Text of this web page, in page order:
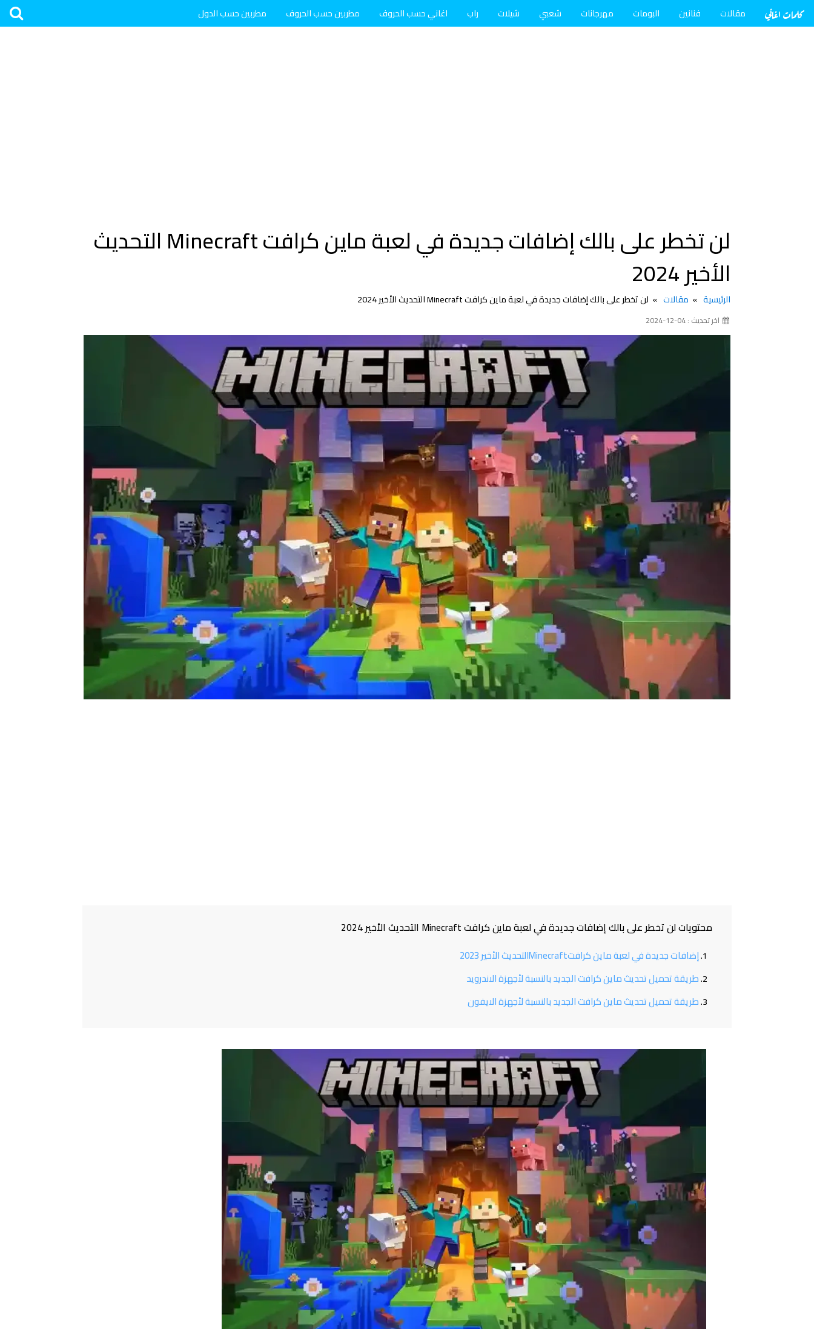
كلمات اغاني مقالات فنانين البومات مهرجانات شعبي شيلات راب اغاني حسب الحروف مطربين حسب الحروف مطربين حسب الدول
لن تخطر على بالك إضافات جديدة في لعبة ماين كرافت Minecraft التحديث
الأخير 2024
الرئيسية مقالات لن تخطر على بالك إضافات جديدة في لعبة ماين كرافت Minecraft التحديث الأخير 2024
اخر تحديث : 04-12-2024
محتويات لن تخطر على بالك إضافات جديدة في لعبة ماين كرافت Minecraft التحديث الأخير 2024
إضافات جديدة في لعبة ماين كرافتMinecraftالتحديث الأخير 2023
طريقة تحميل تحديث ماين كرافت الجديد بالنسبة لأجهزة الاندرويد
طريقة تحميل تحديث ماين كرافت الجديد بالنسبة لأجهزة الايفون